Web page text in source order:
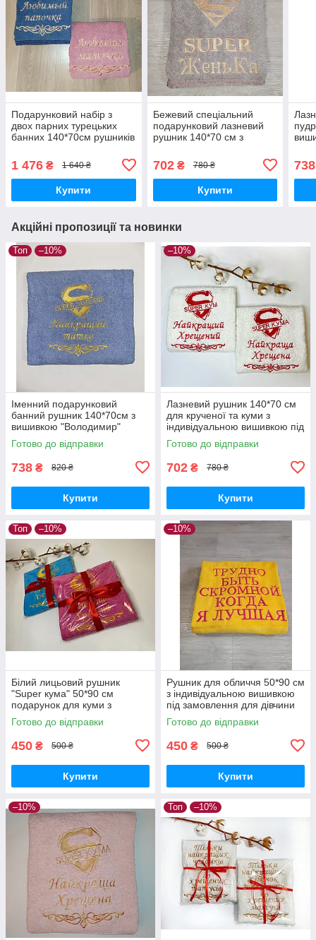
Подарунковий набір з
двох парних турецьких
банних 140*70см рушників
замовлення для мами і
тата
1 476 ₴ 1 640 ₴
Купити
Бежевий спеціальний
подарунковий лазневий
рушник 140*70 см з
супермена та написами
"SUPER Женька"
702₴ 780 ₴
Купити
738
Акційні пропозиції та новинки
Топ –10%
Іменний подарунковий
банний рушник 140*70см з
вишивкою "Володимир"
короною і вензелем
Готово до відправки
738 ₴ 820 ₴
Купити
–10%
Лазневий рушник 140*70 см
для крученої та куми з
індивідуальною вишивкою під
замовлення
Готово до відправки
702 ₴ 780 ₴
Купити
Топ –10%
Білий лицьовий рушник
"Super кума" 50*90 см
подарунок для куми з
індивідуальною вишивкою під
замовлення
Готово до відправки
450 ₴ 500 ₴
Купити
–10%
Рушник для обличчя 50*90 см
з індивідуальною вишивкою
під замовлення для дівчини
на подарунок
Готово до відправки
450 ₴ 500 ₴
Купити
–10% Топ –10%